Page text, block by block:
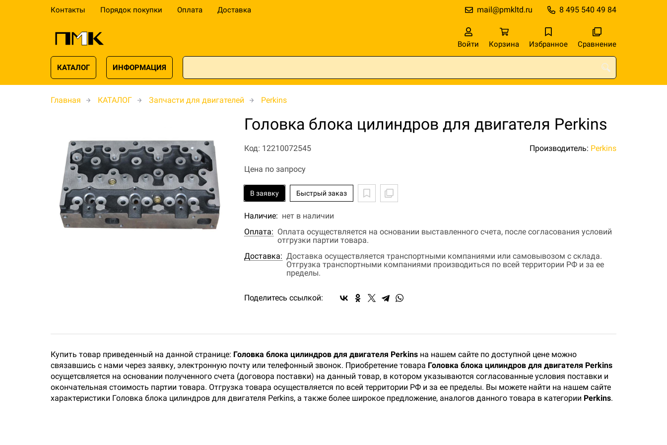
Контакты Порядок покупки Оплата Доставка 8 495 540 49 84
mail@pmkltd.ru
Войти Корзина Избранное Сравнение
КАТАЛОГ ИНФОРМАЦИЯ
Главная КАТАЛОГ Запчасти для двигателей Perkins
Головка блока цилиндров для двигателя Perkins
Код: 12210072545 Производитель: Perkins
Цена по запросу
В заявку Быстрый заказ
Наличие: нет в наличии
Оплата: Оплата осуществляется на основании выставленного счета, после согласования условий
отгрузки партии товара.
Доставка: Доставка осуществляется транспортными компаниями или самовывозом с склада.
Отгрузка транспортными компаниями производиться по всей территории РФ и за ее
пределы.
Поделитесь ссылкой:
Купить товар приведенный на данной странице: Головка блока цилиндров для двигателя Perkins на нашем сайте по доступной цене можно
связавшись с нами через заявку, электронную почту или телефонный звонок. Приобретение товара Головка блока цилиндров для двигателя Perkins
осущетсвляется на основании полученного счета (договора поставки) на данный товар, в котором указываются согласованные условия поставки и
окончательная стоимость партии товара. Отгрузка товара осуществляется по всей территории РФ и за ее пределы. Вы можете найти на нашем сайте
характеристики Головка блока цилиндров для двигателя Perkins, а также более широкое предложение, аналогов данного товара в категории Perkins.